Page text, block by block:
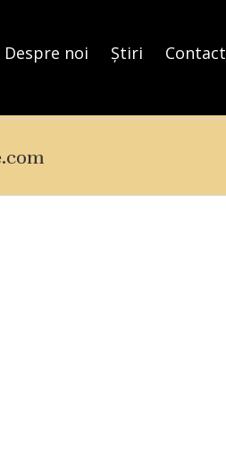
Despre noi Știri Contact